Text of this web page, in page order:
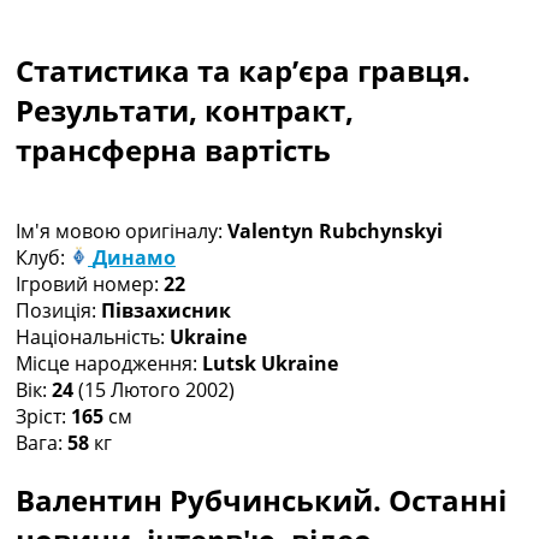
Чемпіонат Світу
Україна. Прем’єр-Ліга
Україна. Перша Ліга
Ліга Чемпіонів
Ще Турніри >>>
Таблиці
Чемпіонат Світу. Турнирні таблиці
Таблиця УПЛ
Перша Ліга
Таблиця АПЛ
Таблиця Ла Ліги
Таблиця Ліги Чемпіонів
Всі таблиці >>>
Рейтинг країн УЄФА
Рейтинг клубів УЄФА
Статистика та кар’єра гравця.
Результати, контракт,
трансферна вартість
Ім'я мовою оригіналу: Valentyn Rubchynskyi
Клуб:
Динамо
Ігровий номер: 22
Позиція: Півзахисник
Національність: Ukraine
Місце народження: Lutsk Ukraine
Вік: 24(15 Лютого 2002)
Зріст: 165 см
Вага: 58 кг
Валентин Рубчинський. Останні